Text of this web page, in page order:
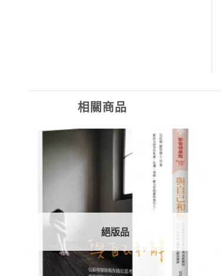
相關商品
加入
「願
望清
單」
絕版品